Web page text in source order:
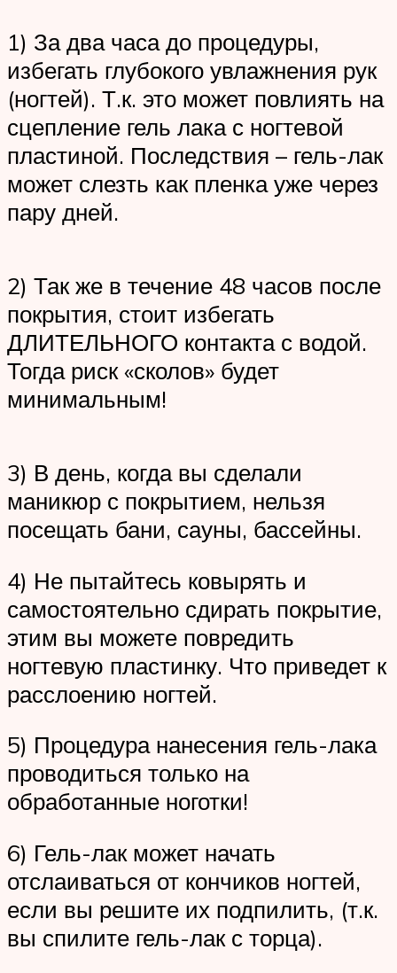
1) За два часа до процедуры,
избегать глубокого увлажнения рук
(ногтей). Т.к. это может повлиять на
сцепление гель лака с ногтевой
пластиной. Последствия – гель-лак
может слезть как пленка уже через
пару дней.
2) Так же в течение 48 часов после
покрытия, стоит избегать
ДЛИТЕЛЬНОГО контакта с водой.
Тогда риск «сколов» будет
минимальным!
3) В день, когда вы сделали
маникюр с покрытием, нельзя
посещать бани, сауны, бассейны.
4) Не пытайтесь ковырять и
самостоятельно сдирать покрытие,
этим вы можете повредить
ногтевую пластинку. Что приведет к
расслоению ногтей.
5) Процедура нанесения гель-лака
проводиться только на
обработанные ноготки!
6) Гель-лак может начать
отслаиваться от кончиков ногтей,
если вы решите их подпилить, (т.к.
вы спилите гель-лак с торца).